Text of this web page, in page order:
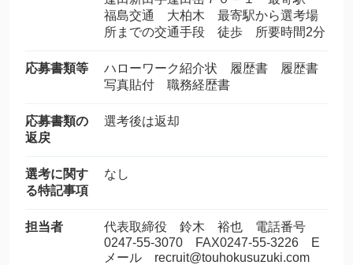
福島交通 大柏木 最寄駅から選考場
所までの交通手段 徒歩 所要時間2分
応募書類等
ハローワーク紹介状 履歴書 履歴書
写真貼付 職務経歴書
応募書類の
返戻
選考後は返却
選考に関す
る特記事項
なし
担当者
代表取締役 鈴木 裕也 電話番号
0247-55-3070 FAX0247-55-3226 E
メール recruit@touhokusuzuki.com